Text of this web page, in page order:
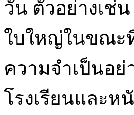
วัน ตัวอย่างเช่
ใบใหญ่ในขณะ
ความจำเป็นอ
โรงเรียนและห